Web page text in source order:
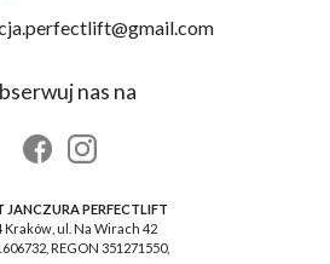
nas na
JANCZURA PERFECTLIFT
Kraków, ul. Na Wirach 42
REGON 351271550,